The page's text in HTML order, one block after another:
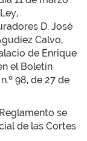
D. José
Calvo,
de Enrique
el Boletín
98, de 27 de
se
de las Cortes